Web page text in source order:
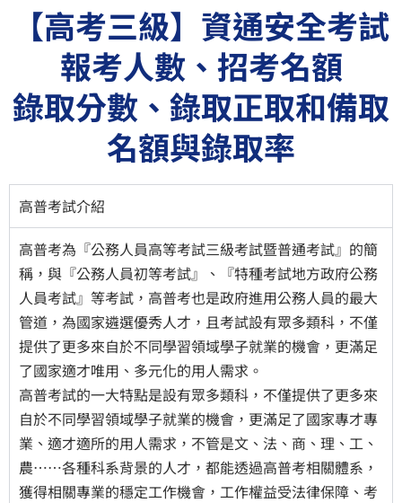
【高考三級】資通安全考試
報考人數、招考名額
錄取分數、錄取正取和備取
名額與錄取率
高普考試介紹
高普考為『公務人員高等考試三級考試暨普通考試』的簡
稱，與『公務人員初等考試』、『特種考試地方政府公務
人員考試』等考試，高普考也是政府進用公務人員的最大
管道，為國家遴選優秀人才，且考試設有眾多類科，不僅
提供了更多來自於不同學習領域學子就業的機會，更滿足
了國家適才唯用、多元化的用人需求。
高普考試的一大特點是設有眾多類科，不僅提供了更多來
自於不同學習領域學子就業的機會，更滿足了國家專才專
業、適才適所的用人需求，不管是文、法、商、理、工、
農……各種科系背景的人才，都能透過高普考相關體系，
獲得相關專業的穩定工作機會，工作權益受法律保障、考